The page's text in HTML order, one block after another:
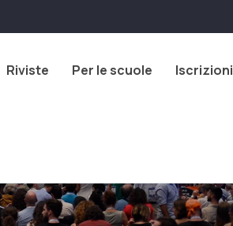
Riviste Per le scuole Iscrizioni